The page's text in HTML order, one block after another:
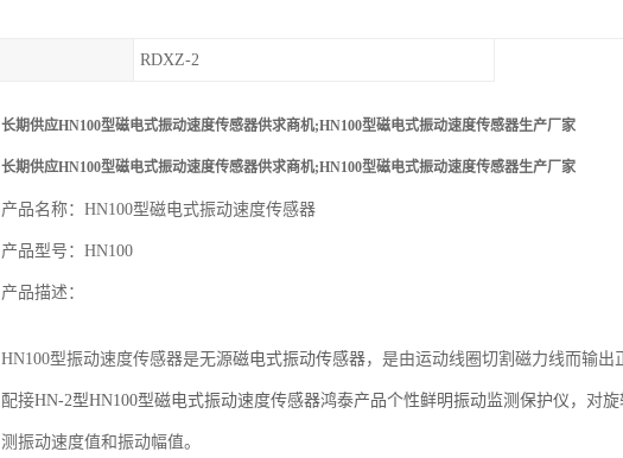
RDXZ-2
长期供应HN100型磁电式振动速度传感器供求商机;HN100型磁电式振动速度传感器生产厂家
长期供应HN100型磁电式振动速度传感器供求商机;HN100型磁电式振动速度传感器生产厂家
产品名称：HN100型磁电式振动速度传感器
产品型号：HN100
产品描述：
HN100型振动速度传感器是无源磁电式振动传感器， 是由运动线圈切割磁力线而输出
配接HN-2型HN100型磁电式振动速度传感器鸿泰产品个性鲜明振动监测保护仪 ，对
测振动速度值和振动幅值。